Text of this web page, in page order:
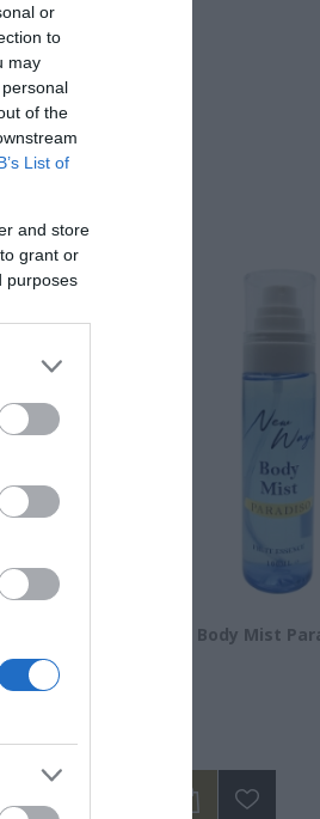
or
to
may
of the
List of
and store
grant or
purposes
New Ways Body Mist